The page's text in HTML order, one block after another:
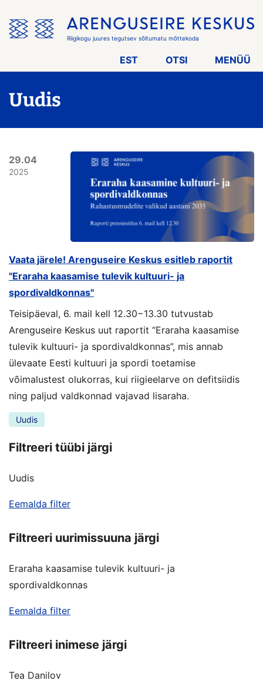
menüü
vahele
Riigikogu juures tegutsev sõltumatu mõttekoda
EST OTSI MENÜÜ
Uudis
29.04
2025
Vaata järele! Arenguseire Keskus esitleb raportit
"Eraraha kaasamise tulevik kultuuri- ja
spordivaldkonnas"
Teisipäeval, 6. mail kell 12.30−13.30 tutvustab
Arenguseire Keskus uut raportit “Eraraha kaasamise
tulevik kultuuri- ja spordivaldkonnas”, mis annab
ülevaate Eesti kultuuri ja spordi toetamise
võimalustest olukorras, kui riigieelarve on defitsiidis
ning paljud valdkonnad vajavad lisaraha.
Uudis
Filtreeri tüübi järgi
Uudis
Eemalda filter
Filtreeri uurimissuuna järgi
Eraraha kaasamise tulevik kultuuri- ja
spordivaldkonnas
Eemalda filter
Filtreeri inimese järgi
Tea Danilov